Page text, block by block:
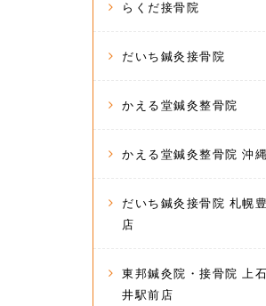
らくだ接骨院
だいち鍼灸接骨院
かえる堂鍼灸整骨院
かえる堂鍼灸整骨院 沖
だいち鍼灸接骨院 札幌
店
東邦鍼灸院・接骨院 上
井駅前店